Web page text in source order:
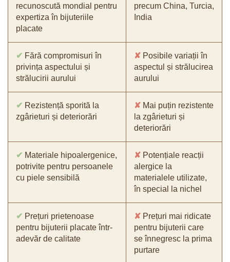
recunoscută mondial pentru
expertiza în bijuteriile
placate
precum China, Turcia,
India
✔ Fără compromisuri în
privința aspectului și
strălucirii aurului
✘ Posibile variații în
aspectul și strălucirea
aurului
✔ Rezistență sporită la
zgârieturi și deteriorări
✘ Mai puțin rezistente
la zgârieturi și
deteriorări
✔ Materiale hipoalergenice,
potrivite pentru persoanele
cu piele sensibilă
✘ Potențiale reacții
alergice la
materialele utilizate,
în special la nichel
✔ Prețuri prietenoase
pentru bijuterii placate într-
adevăr de calitate
✘ Prețuri mai ridicate
pentru bijuterii care
se înnegresc la prima
purtare